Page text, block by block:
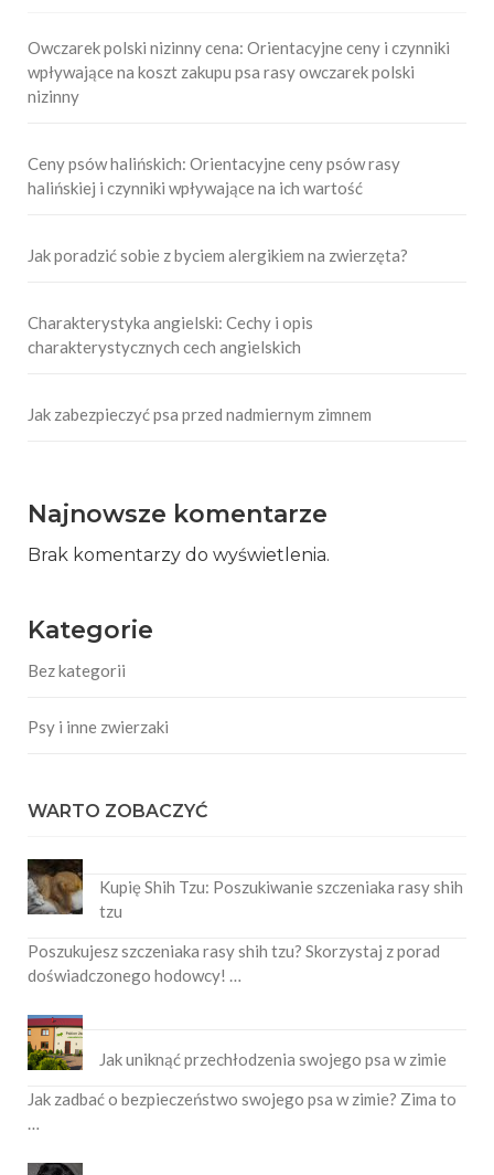
Owczarek polski nizinny cena: Orientacyjne ceny i czynniki
wpływające na koszt zakupu psa rasy owczarek polski
nizinny
Ceny psów halińskich: Orientacyjne ceny psów rasy
halińskiej i czynniki wpływające na ich wartość
Jak poradzić sobie z byciem alergikiem na zwierzęta?
Charakterystyka angielski: Cechy i opis
charakterystycznych cech angielskich
Jak zabezpieczyć psa przed nadmiernym zimnem
Najnowsze komentarze
Brak komentarzy do wyświetlenia.
Kategorie
Bez kategorii
Psy i inne zwierzaki
WARTO ZOBACZYĆ
Kupię Shih Tzu: Poszukiwanie szczeniaka rasy shih
tzu
Poszukujesz szczeniaka rasy shih tzu? Skorzystaj z porad
doświadczonego hodowcy! …
Jak uniknąć przechłodzenia swojego psa w zimie
Jak zadbać o bezpieczeństwo swojego psa w zimie? Zima to
…